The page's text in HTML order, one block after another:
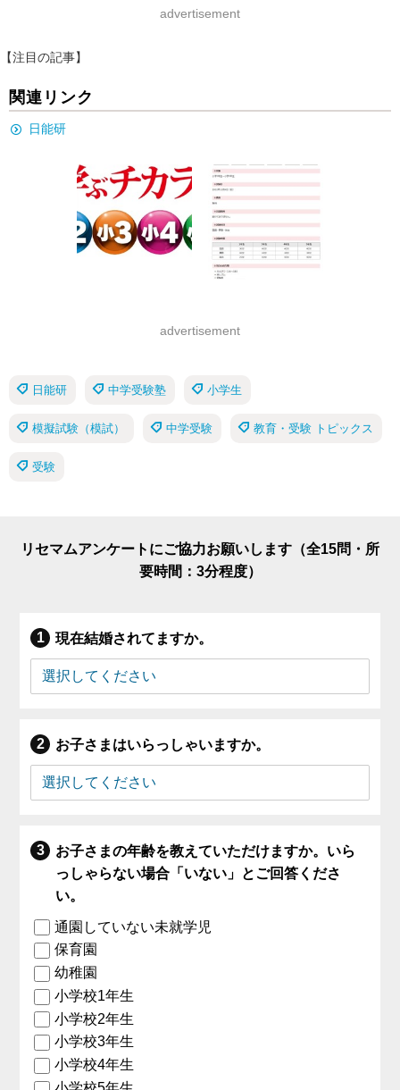
advertisement
【注目の記事】
関連リンク
日能研
advertisement
日能研 中学受験塾 小学生
模擬試験（模試） 中学受験 教育・受験 トピックス
受験
リセマムアンケートにご協力お願いします（全15問・所
要時間：3分程度）
現在結婚されてますか。
お子さまはいらっしゃいますか。
お子さまの年齢を教えていただけますか。いら
っしゃらない場合「いない」とご回答くださ
い。
通園していない未就学児
保育園
幼稚園
小学校1年生
小学校2年生
小学校3年生
小学校4年生